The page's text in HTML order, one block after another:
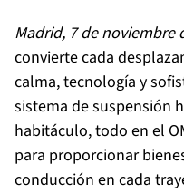
Madrid, 7 de noviembre
convierte cada
calma, tecnología y
sistema de suspensión
habitáculo, todo en el
para proporcionar
conducción en cada